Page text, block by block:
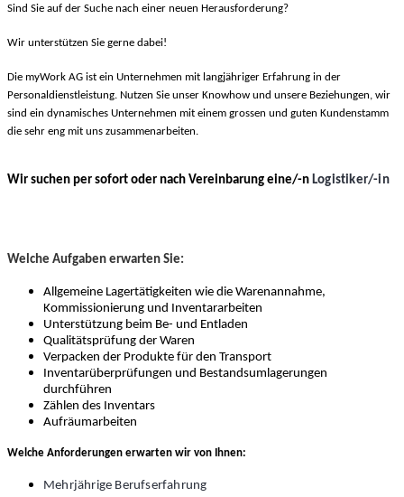
Sind Sie auf der Suche nach einer neuen Herausforderung?
Wir unterstützen Sie gerne dabei!
Die myWork AG ist ein Unternehmen mit langjähriger Erfahrung in der
Personaldienstleistung. Nutzen Sie unser Knowhow und unsere Beziehungen, wir
sind ein dynamisches Unternehmen mit einem grossen und guten Kundenstamm
die sehr eng mit uns zusammenarbeiten.
Wir suchen per sofort oder nach Vereinbarung eine/-n Logistiker/-in
Welche Aufgaben erwarten Sie:
Allgemeine Lagertätigkeiten wie die Warenannahme,
Kommissionierung und Inventararbeiten
Unterstützung beim Be- und Entladen
Qualitätsprüfung der Waren
Verpacken der Produkte für den Transport
Inventarüberprüfungen und Bestandsumlagerungen
durchführen
Zählen des Inventars
Aufräumarbeiten
Welche Anforderungen erwarten wir von Ihnen:
Mehrjährige Berufserfahrung